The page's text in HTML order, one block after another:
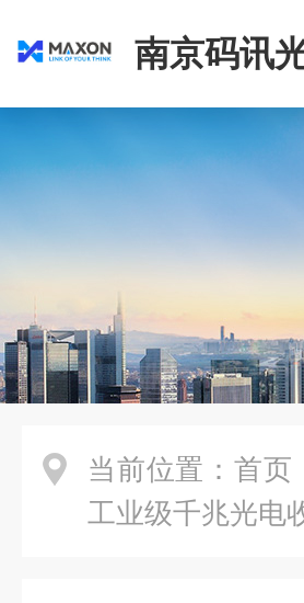
南京码讯
当前位置： 首页
工业级千兆光电